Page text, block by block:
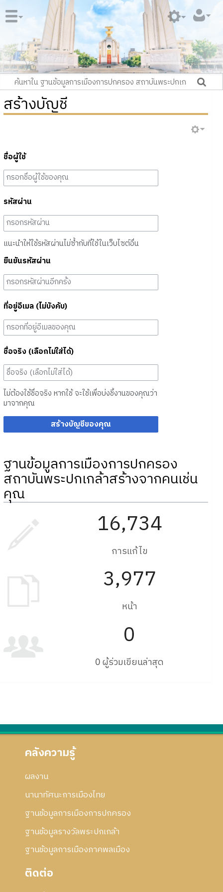
สร้างบัญชี
ชื่อผู้ใช้
รหัสผ่าน
แนะนำให้ใช้รหัสผ่านไม่ซ้ำกับที่ใช้ในเว็บไซต์อื่น
ยืนยันรหัสผ่าน
ที่อยู่อีเมล (ไม่บังคับ)
ชื่อจริง (เลือกไม่ใส่ได้)
ไม่ต้องใช้ชื่อจริง หากใช้ จะใช้เพื่อบ่งชี้งานของคุณว่า
มาจากคุณ
สร้างบัญชีของคุณ
ฐานข้อมูลการเมืองการปกครอง
สถาบันพระปกเกล้าสร้างจากคนเช่น
คุณ
16,734
การแก้ไข
3,977
หน้า
0
0 ผู้ร่วมเขียนล่าสุด
คลังความรู้
ผลงาน
นานาทัศนะการเมืองไทย
ฐานข้อมูลการเมืองการปกครอง
ฐานข้อมูลรางวัลพระปกเกล้า
ฐานข้อมูลการเมืองภาคพลเมือง
ติดต่อ